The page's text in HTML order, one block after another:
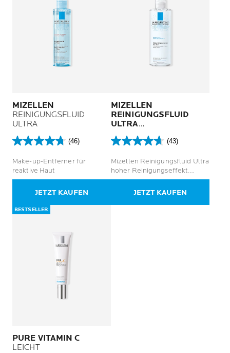
MIZELLEN
REINIGUNGSFLUID
ULTRA
(46)
4.8
5
Sternen.
Bewertungen
Make-up-Entferner für
reaktive Haut
JETZT KAUFEN
MIZELLEN
REINIGUNGSFLUID
ULTRA
FÜR NORMALE BIS
EMPFINDLICHE HAUT
(43)
4.6
5
Sternen.
Bewertungen
Mizellen Reinigungsfluid Ultra
hoher Reinigungseffekt.
Empfindliche Haut
JETZT KAUFEN
BESTSELLER
PURE VITAMIN C
LEICHT